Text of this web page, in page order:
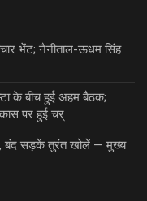
भेंट; नैनीताल-ऊधम सिंह
के बीच हुई अहम बैठक;
पर हुई चर्
बंद सड़कें तुरंत खोलें — मुख्य